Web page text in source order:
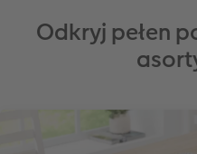
Odkryj pełen